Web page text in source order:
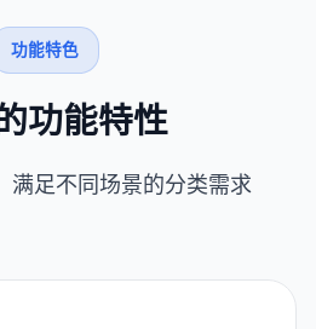
功能特色
功能特性
满足不同场景的分类需求